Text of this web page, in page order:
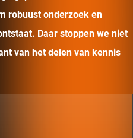
robuust onderzoek en
Daar stoppen we niet
van het delen van kennis